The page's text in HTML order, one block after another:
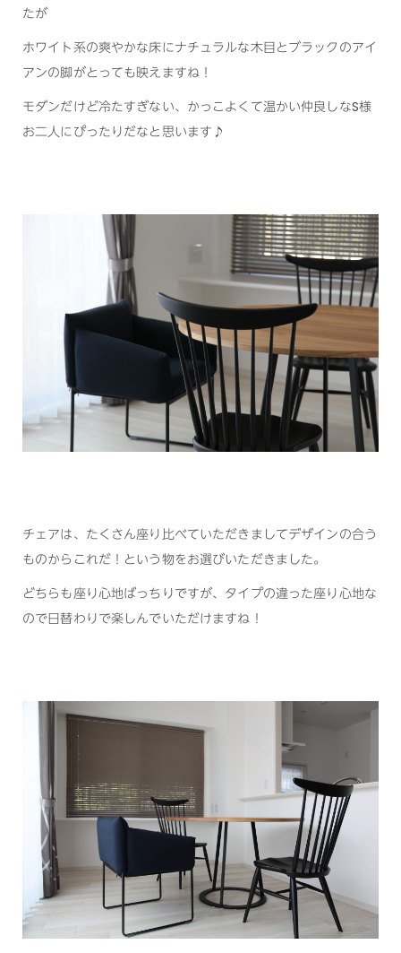
たが
ホワイト系の爽やかな床にナチュラルな木目とブラックのアイ
アンの脚がとっても映えますね！
モダンだけど冷たすぎない、かっこよくて温かい仲良しなS様
お二人にぴったりだなと思います♪
チェアは、たくさん座り比べていただきましてデザインの合う
ものからこれだ！という物をお選びいただきました。
どちらも座り心地ばっちりですが、タイプの違った座り心地な
ので日替わりで楽しんでいただけますね！